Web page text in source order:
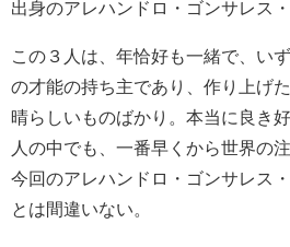
出身のアレハンドロ・ゴンサレス
この３人は、年恰好も一緒で、い
の才能の持ち主であり、作り上げ
晴らしいものばかり。本当に良き
人の中でも、一番早くから世界の
今回のアレハンドロ・ゴンサレス
とは間違いない。